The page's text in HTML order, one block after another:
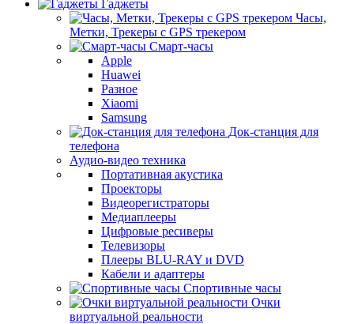
Гаджеты
Часы,
Метки, Трекеры с GPS трекером
Смарт-часы
Apple
Huawei
Разное
Xiaomi
Samsung
Док-станция для
телефона
Аудио-видео техника
Портативная акустика
Проекторы
Видеорегистраторы
Медиаплееры
Цифровые ресиверы
Телевизоры
Плееры BLU-RAY и DVD
Кабели и адаптеры
Спортивные часы
Очки
виртуальной реальности